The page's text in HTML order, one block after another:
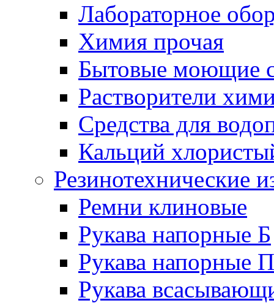
Лабораторное
Химия прочая
Бытовые моющие
Растворители
Средства для
Кальций
Резинотехнические
Ремни клиновые
Рукава напорные Б
Рукава напорные П
Рукава